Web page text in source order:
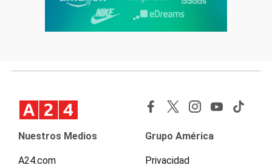
Nuestros Medios
A24.com
Grupo América
Privacidad